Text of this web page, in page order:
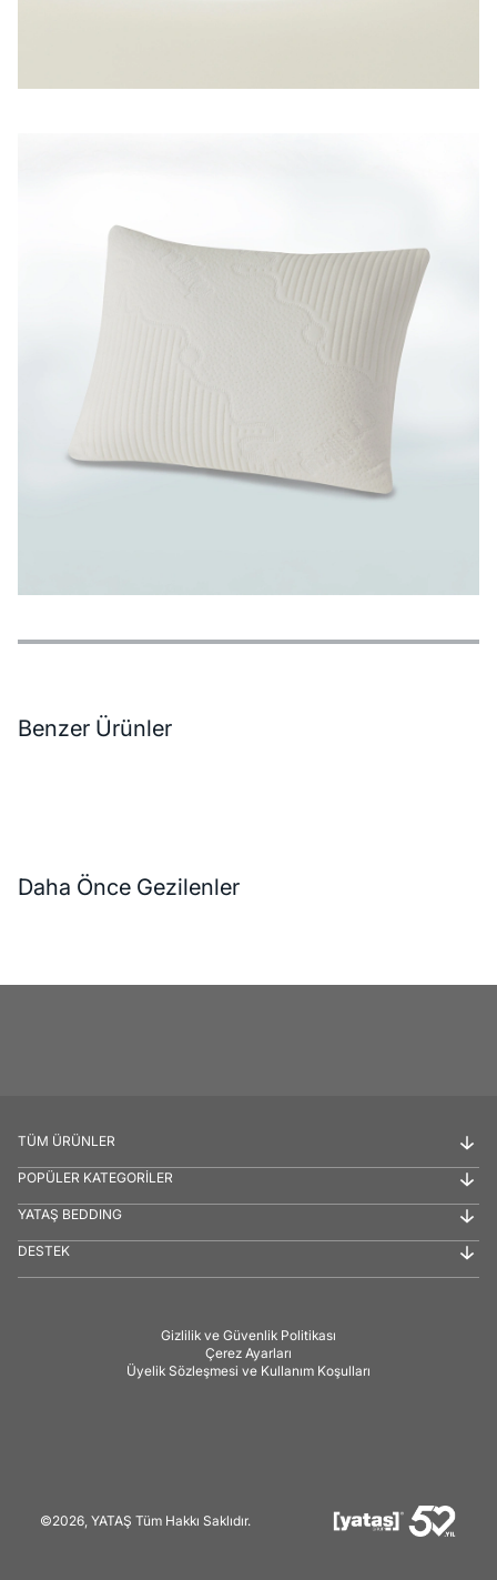
Özellikler
Ödeme Seçenekleri
Teslimat ve İade Koşulları
Benzer Ürünler
Daha Önce Gezilenler
TÜM ÜRÜNLER
POPÜLER KATEGORİLER
YATAŞ BEDDING
DESTEK
Gizlilik ve Güvenlik Politikası
Çerez Ayarları
Üyelik Sözleşmesi ve Kullanım Koşulları
©2026, YATAŞ Tüm Hakkı Saklıdır.